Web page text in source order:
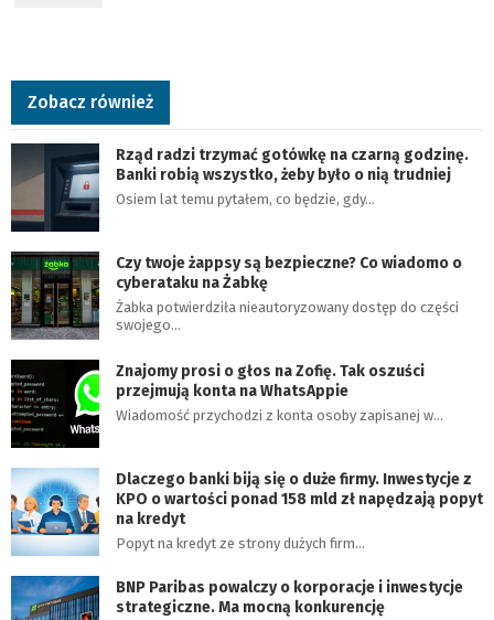
Zobacz również
Rząd radzi trzymać gotówkę na czarną godzinę.
Banki robią wszystko, żeby było o nią trudniej
Osiem lat temu pytałem, co będzie, gdy…
Czy twoje żappsy są bezpieczne? Co wiadomo o
cyberataku na Żabkę
Żabka potwierdziła nieautoryzowany dostęp do części
swojego…
Znajomy prosi o głos na Zofię. Tak oszuści
przejmują konta na WhatsAppie
Wiadomość przychodzi z konta osoby zapisanej w…
Dlaczego banki biją się o duże firmy. Inwestycje z
KPO o wartości ponad 158 mld zł napędzają popyt
na kredyt
Popyt na kredyt ze strony dużych firm…
BNP Paribas powalczy o korporacje i inwestycje
strategiczne. Ma mocną konkurencję